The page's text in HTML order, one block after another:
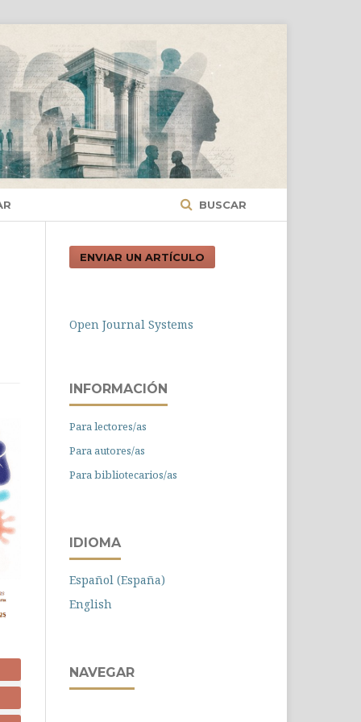
BUSCAR
ENVIAR UN ARTÍCULO
Open Journal Systems
INFORMACIÓN
Para lectores/as
Para autores/as
Para bibliotecarios/as
IDIOMA
Español (España)
English
NAVEGAR